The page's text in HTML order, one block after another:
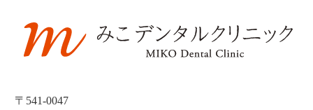
〒541-0047